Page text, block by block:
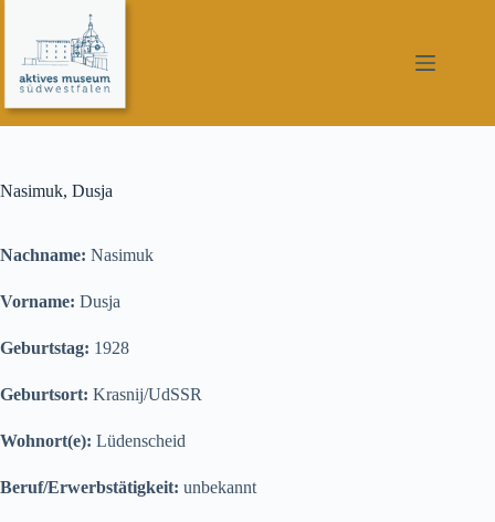
springen
Nasimuk, Dusja
Nachname: Nasimuk
Vorname: Dusja
Geburtstag: 1928
Geburtsort: Krasnij/UdSSR
Wohnort(e): Lüdenscheid
Beruf/Erwerbstätigkeit: unbekannt